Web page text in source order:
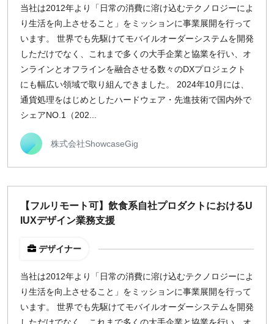
当社は2012年より「日常の消費に溶け込むテクノロジーによ
り生活を向上させること」をミッションに事業展開を行って
います。 世界でも先駆けてモバイルオーダーシステムを開発
しただけでなく、これまで多くの大手企業と協業を行い、オ
ンラインとオフラインを融合させる数々のDXプロジェクト
にも幅広い領域で取り組んできました。 2024年10月には、
通貨処理をはじめとしたハードウェア・先進技術で国内外で
シェアNO.1（202...
株式会社ShowcaseGig
【フルリモート可】飲食系自社プロダクトにおけるU
IUXデザイン業務支援
デザイナー
当社は2012年より「日常の消費に溶け込むテクノロジーによ
り生活を向上させること」をミッションに事業展開を行って
います。 世界でも先駆けてモバイルオーダーシステムを開発